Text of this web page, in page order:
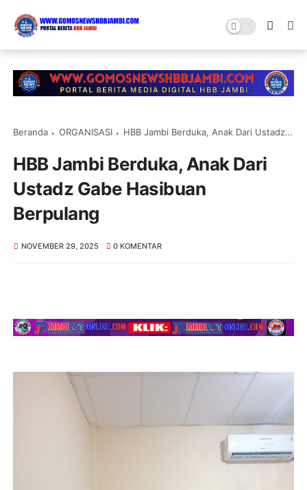
Beranda ORGANISASI HBB Jambi Berduka, Anak Dari Ustadz Gabe Hasibuan Berpulang
HBB Jambi Berduka, Anak Dari
Ustadz Gabe Hasibuan
Berpulang
NOVEMBER 29, 2025 0 KOMENTAR